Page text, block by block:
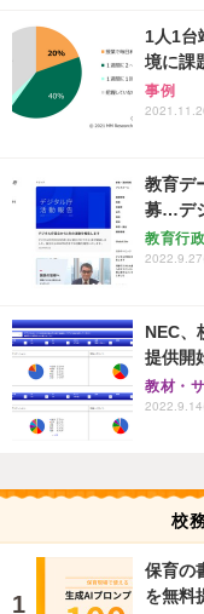
1人1台
境に課
事例
教育デ
募…デ
教育行政
NEC、
提供開
教材・
校
保育の
を無料